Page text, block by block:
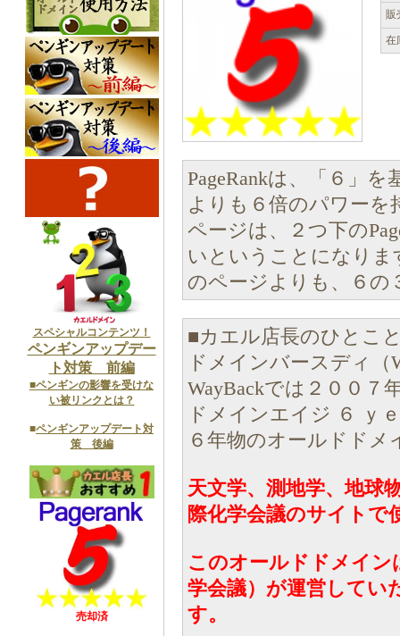
スペシャルコンテンツ！
ペンギンアップデー
ト対策 前編
■ペンギンの影響を受けな
い被リンクとは？
■ペンギンアップデート対
策 後編
売却済
販
在
PageRankは、「６」
よりも６倍のパワーを
ページは、２つ下の
いということになりま
のページよりも、６の
■カエル店長のひとこ
ドメインバースディ
WayBackでは２００７
ドメインエイジ ６ ｙ
６年物のオールドドメ
天文学、測地学、地球
際化学会議のサイトで
このオールドドメイン
学会議）が運営してい
す。